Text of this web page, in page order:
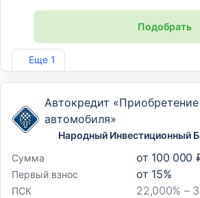
Еще 1
Подобрать
Лиц. №1745
Автокредит
автомобиля»
Народный Инвестиционный
Сумма
от 100 000
Первый взнос от 15%
ПСК 22,000% –